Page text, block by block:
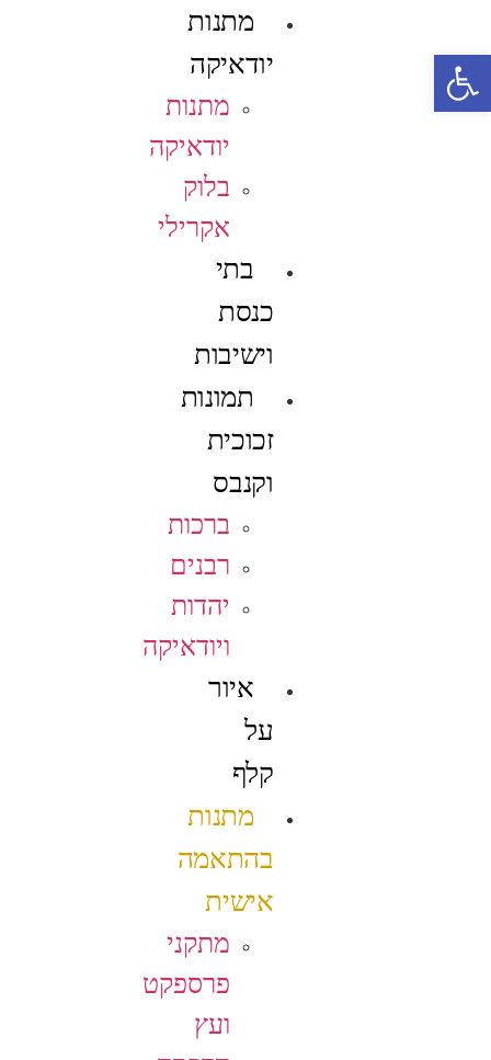
מתנות
יודאיקה
מתנות
יודאיקה
בלוק
אקרילי
בתי
כנסת
וישיבות
תמונות
זכוכית
וקנבס
ברכות
רבנים
יהדות
ויודאיקה
איור
על
קלף
מתנות
בהתאמה
אישית
מתקני
פרספקט
ועץ
פתח סרגל נגישות